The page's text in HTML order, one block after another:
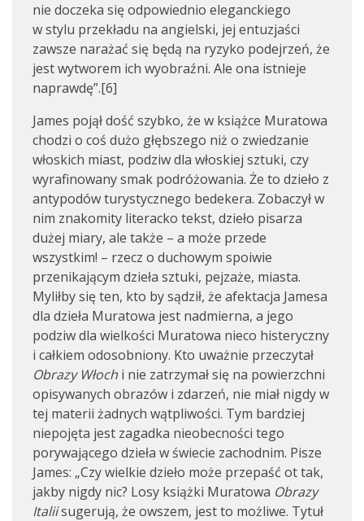
nie doczeka się odpowiednio eleganckiego
w stylu przekładu na angielski, jej entuzjaści
zawsze narażać się będą na ryzyko podejrzeń, że
jest wytworem ich wyobraźni. Ale ona istnieje
naprawdę”.[6]
James pojął dość szybko, że w książce Muratowa
chodzi o coś dużo głębszego niż o zwiedzanie
włoskich miast, podziw dla włoskiej sztuki, czy
wyrafinowany smak podróżowania. Że to dzieło z
antypodów turystycznego bedekera. Zobaczył w
nim znakomity literacko tekst, dzieło pisarza
dużej miary, ale także – a może przede
wszystkim! – rzecz o duchowym spoiwie
przenikającym dzieła sztuki, pejzaże, miasta.
Myliłby się ten, kto by sądził, że afektacja Jamesa
dla dzieła Muratowa jest nadmierna, a jego
podziw dla wielkości Muratowa nieco histeryczny
i całkiem odosobniony. Kto uważnie przeczytał
Obrazy Włoch i nie zatrzymał się na powierzchni
opisywanych obrazów i zdarzeń, nie miał nigdy w
tej materii żadnych wątpliwości. Tym bardziej
niepojęta jest zagadka nieobecności tego
porywającego dzieła w świecie zachodnim. Pisze
James: „Czy wielkie dzieło może przepaść ot tak,
jakby nigdy nic? Losy książki Muratowa Obrazy
Italiisugerują, że owszem, jest to możliwe. Tytuł